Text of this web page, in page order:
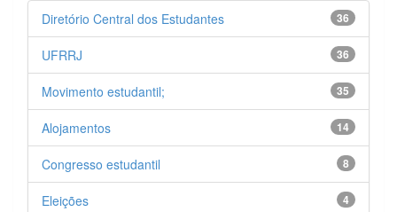
36
Diretório Central dos Estudantes
36
UFRRJ
35
Movimento estudantil;
14
Alojamentos
8
Congresso estudantil
4
Eleições